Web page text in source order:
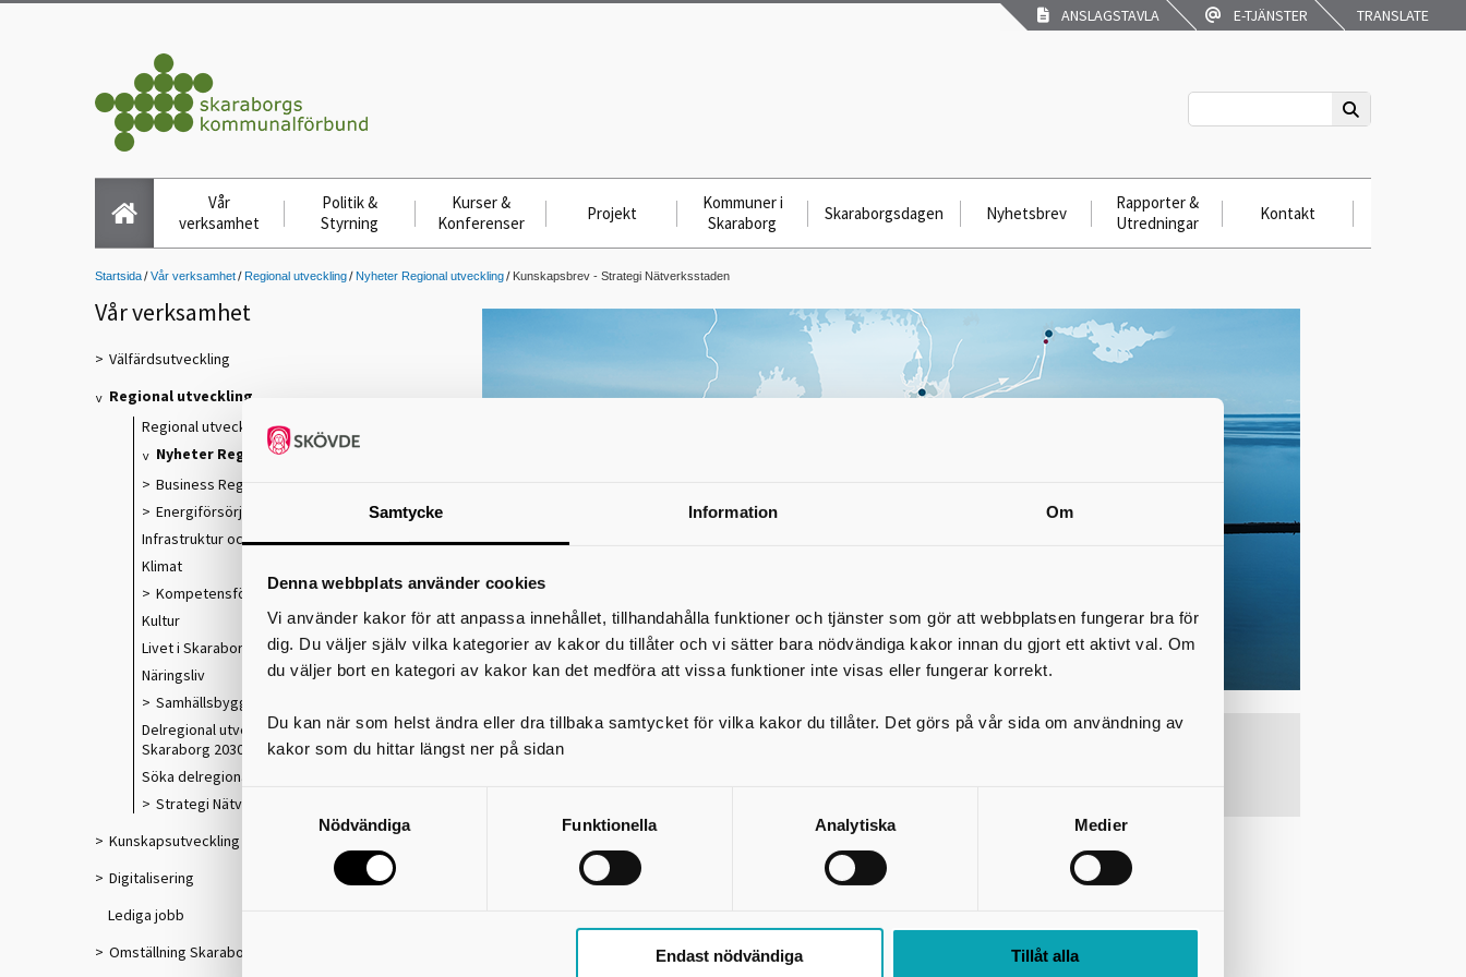
Samtycke Information Om
Denna webbplats använder cookies
Vi använder kakor för att anpassa innehållet, tillhandahålla funktioner och tjänster som gör att webbplatsen fungerar bra för
dig. Du väljer själv vilka kategorier av kakor du tillåter och vi sätter bara nödvändiga kakor innan du gjort ett aktivt val. Om
du väljer bort en kategori av kakor kan det medföra att vissa funktioner inte visas eller fungerar korrekt.
Du kan när som helst ändra eller dra tillbaka samtycket för vilka kakor du tillåter. Det görs på vår sida om användning av
kakor som du hittar längst ner på sidan
Nödvändiga Funktionella Analytiska Medier
Endast nödvändiga Tillåt alla
ANSLAGSTAVLA E-TJÄNSTER TRANSLATE
Vår
verksamhet
Politik &
Styrning
Kurser &
Konferenser
Projekt
Kommuner i
Skaraborg
Skaraborgsdagen Nyhetsbrev
Rapporter &
Utredningar
Kontakt
Startsida Vår verksamhet Regional utveckling Nyheter Regional utveckling Kunskapsbrev - Strategi Nätverksstaden
Vår verksamhet
Välfärdsutveckling
Regional utveckling
Regional utveckling
Nyheter Regional utveckling
Business Region Skaraborg
Energiförsörjning
Infrastruktur och kollektivtrafik
Klimat
Kompetensförsörjning
Kultur
Livet i Skaraborg
Näringsliv
Samhällsbyggnad
Delregional utvecklingsstrategi
Skaraborg 2030
Söka delregionala utvecklingsmedel
Strategi Nätverksstaden Skaraborg
Kunskapsutveckling
Digitalisering
Lediga jobb
Omställning Skaraborg
Kunskapsbrev - Strategi Nätverksstaden
kommer skicka ut information till dig som prenumererar några gånger
Strategi Nätverksstaden Skaraborg är utvald som en av 12strategier i landet som har